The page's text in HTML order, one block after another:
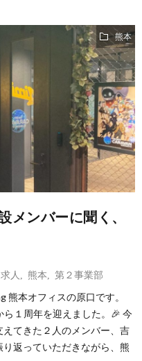
熊本
メンバーに聞く、
求人 熊本 第２事業部
熊本オフィスの原口です。
１周年を迎えました。🎉 今
てきた２人のメンバー、吉
返っていただきながら、熊